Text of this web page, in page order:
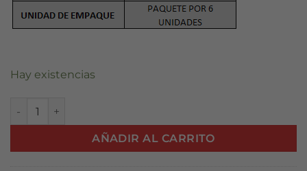
Hay existencias
AÑADIR AL CARRITO